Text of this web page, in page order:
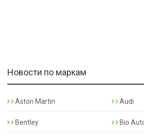
Новости по маркам
Aston Martin Audi
Bentley Bio